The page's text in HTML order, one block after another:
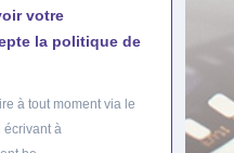
votre
la politique de
à tout moment via le
écrivant à